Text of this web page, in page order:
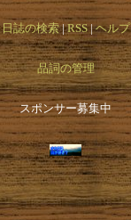
日誌の検索 RSS ヘルプ
品詞の管理
スポンサー募集中